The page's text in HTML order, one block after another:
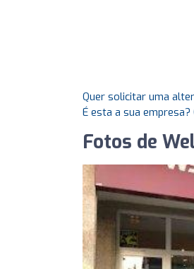
Quer solicitar uma
É esta a sua
Fotos de